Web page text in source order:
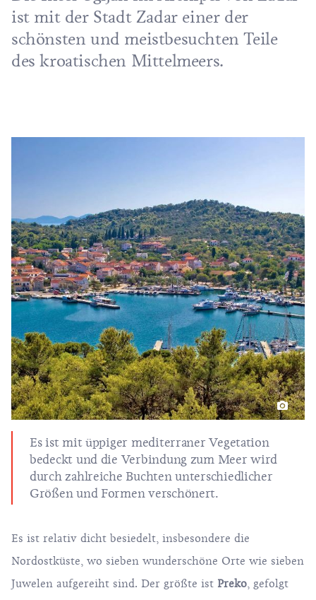
ist mit der Stadt Zadar einer der
schönsten und meistbesuchten Teile
des kroatischen Mittelmeers.
Es ist mit üppiger mediterraner Vegetation
bedeckt und die Verbindung zum Meer wird
durch zahlreiche Buchten unterschiedlicher
Größen und Formen verschönert.
Es ist relativ dicht besiedelt, insbesondere die
Nordostküste, wo sieben wunderschöne Orte wie sieben
Juwelen aufgereiht sind. Der größte ist Preko, gefolgt